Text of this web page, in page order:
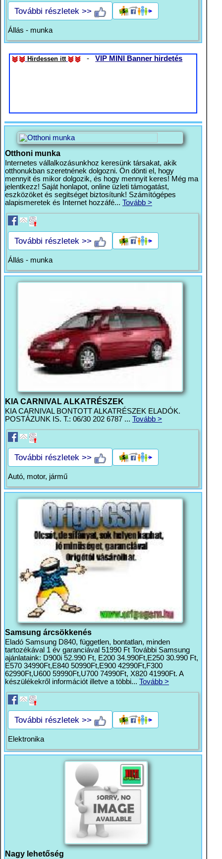
További részletek >>
Állás - munka
Hirdessen itt -VIP MINI Banner hirdetés
Otthoni munka
Internetes vállalkozásunkhoz keresünk társakat, akik
otthonukban szeretnének dolgozni. Ön dönti el, hogy
mennyit és mikor dolgozik, és hogy mennyit keres! Még ma
jelentkezz! Saját honlapot, online üzleti támogatást,
eszközöket és segitséget biztosítunk! Számítógépes
alapismeretek és Internet hozzáfé... Tovább >
További részletek >>
Állás - munka
KIA CARNIVAL ALKATRÉSZEK
KIA CARNIVAL BONTOTT ALKATRÉSZEK ELADÓK.
POSTÁZUNK IS. T.: 06/30 202 6787 ... Tovább >
További részletek >>
Autó, motor, jármű
Samsung árcsökkenés
Eladó Samsung D840, független, bontatlan, minden
tartozékával 1 év garanciával 51990 Ft További Samsung
ajánlataink: D900i 52.990 Ft, E200 34.990Ft,E250 30.990 Ft,
E570 34990Ft,E840 50990Ft,E900 42990Ft,F300
62990Ft,U600 59990Ft,U700 74990Ft, X820 41990Ft. A
készülékekről információt illetve a többi... Tovább >
További részletek >>
Elektronika
Nagy lehetőség